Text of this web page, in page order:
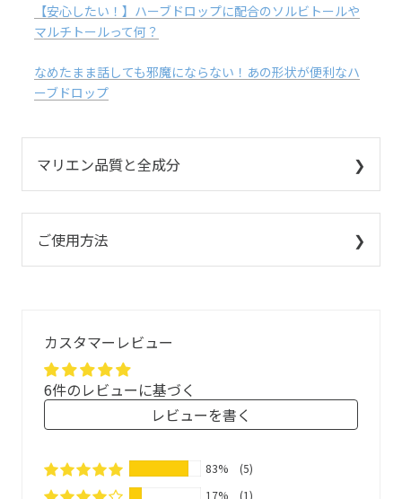
【安心したい！】ハーブドロップに配合のソルビトールや
マルチトールって何？
なめたまま話しても邪魔にならない！あの形状が便利なハ
ーブドロップ
マリエン品質と全成分
ハーブドロップ
作るためのお湯や容器の用意が難しい」というご意見もあ
り、お茶以外の方法でマリエンのハーブを楽しんでいただ
きたいという思いからでした。植物のエキスをできるだけ
手を加えず自然のままに近い形で商品化するというマリエ
ンの理念から、ハーブエキスを天然原料で作ったグミキャ
も「マリエン品質」のハーブの優しさを手軽に味わえるハ
ーブドロップです。天然甘味料のみ使用していますので、
ご使用方法
必要に応じて、1日に複数回、ドロップ1個をゆっくりと口
内で溶かすようになめます。
※小さなお子様には、のどを詰まらせないように小さく切
るなど、配慮して与えてください。
安全性・品質の高い原料を選定し、配合比率なども充分配
カスタマーレビュー
6件のレビューに基づく
レビューを書く
83%
(5)
17%
(1)